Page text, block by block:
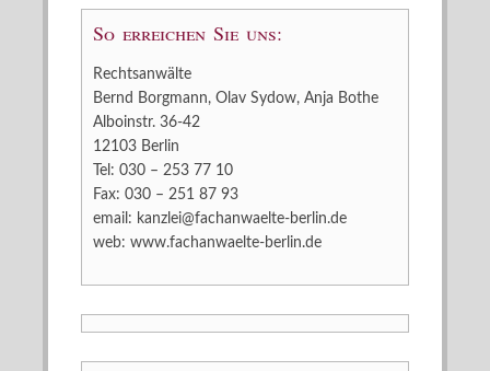
So erreichen Sie uns:
Rechtsanwälte
Bernd Borgmann, Olav Sydow, Anja Bothe
Alboinstr. 36-42
12103 Berlin
Tel: 030 – 253 77 10
Fax: 030 – 251 87 93
email: kanzlei@fachanwaelte-berlin.de
web: www.fachanwaelte-berlin.de